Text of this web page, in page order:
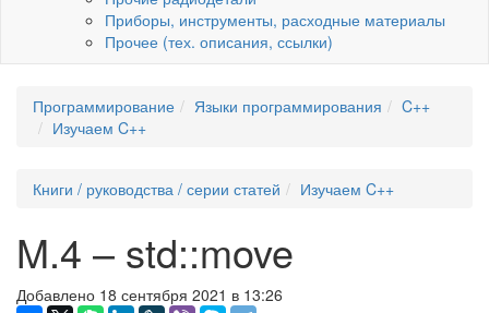
Приборы, инструменты, расходные материалы
Прочее (тех. описания, ссылки)
Программирование Языки программирования
C++
Изучаем C++
Книги / руководства / серии статей Изучаем C++
M.4 – std::move
Добавлено 18 сентября 2021 в 13:26